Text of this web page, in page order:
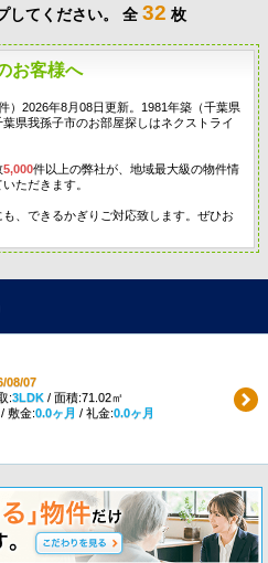
してください。 全 32 枚
お客様へ
）2026年8月08日更新。1981年築（千葉県
県我孫子市のお部屋探しはネクストライ
5,000件以上の弊社が、地域最大級の物件情
ただきます。
も、できるかぎりご対応致します。ぜひお
08/07
:3LDK/ 面積:71.02㎡
敷金:0.0ヶ月 / 礼金:0.0ヶ月